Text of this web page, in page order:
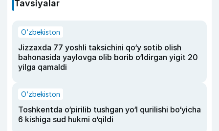
Tavsiyalar
O‘zbekiston
Jizzaxda 77 yoshli taksichini qo‘y sotib olish
bahonasida yaylovga olib borib o‘ldirgan yigit 20
yilga qamaldi
O‘zbekiston
Toshkentda o‘pirilib tushgan yo‘l qurilishi bo‘yicha
6 kishiga sud hukmi o‘qildi